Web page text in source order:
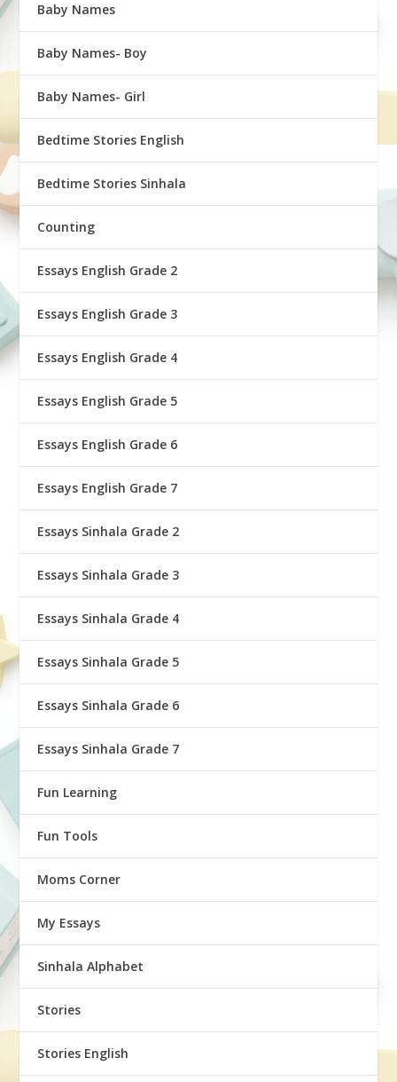
Baby Names
Baby Names- Boy
Baby Names- Girl
Bedtime Stories English
Bedtime Stories Sinhala
Counting
Essays English Grade 2
Essays English Grade 3
Essays English Grade 4
Essays English Grade 5
Essays English Grade 6
Essays English Grade 7
Essays Sinhala Grade 2
Essays Sinhala Grade 3
Essays Sinhala Grade 4
Essays Sinhala Grade 5
Essays Sinhala Grade 6
Essays Sinhala Grade 7
Fun Learning
Fun Tools
Moms Corner
My Essays
Sinhala Alphabet
Stories
Stories English